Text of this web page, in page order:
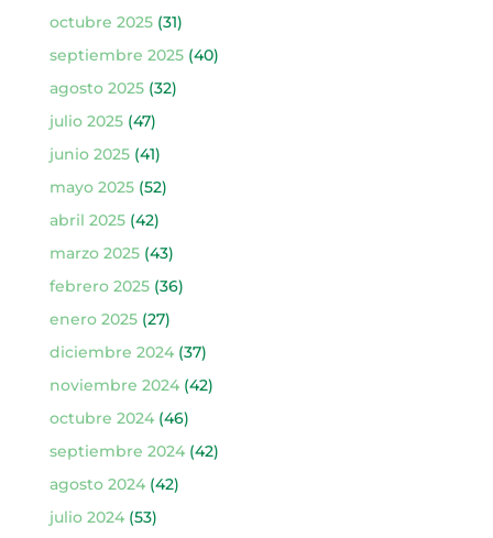
octubre 2025(31)
septiembre 2025(40)
agosto 2025(32)
julio 2025(47)
junio 2025(41)
mayo 2025(52)
abril 2025(42)
marzo 2025(43)
febrero 2025(36)
enero 2025(27)
diciembre 2024(37)
noviembre 2024(42)
octubre 2024(46)
septiembre 2024(42)
agosto 2024(42)
julio 2024(53)